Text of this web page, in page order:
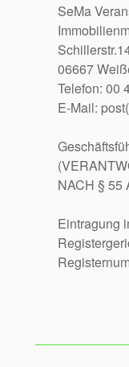
SeMa
06667
Telefon: 00
E-Mail:
NACH § 55
Eintragung